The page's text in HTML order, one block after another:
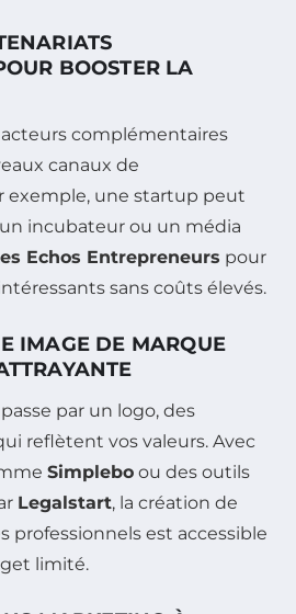
BOOSTER LA
acteurs complémentaires
canaux de
exemple, une startup peut
incubateur ou un média
Echos Entrepreneurs pour
sans coûts élevés.
IMAGE DE MARQUE
par un logo, des
reflètent vos valeurs. Avec
Simplebo ou des outils
Legalstart, la création de
professionnels est accessible
limité.